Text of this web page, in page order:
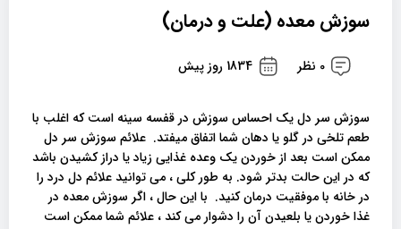
سوزش معده (علت و درمان)
0 نظر 1834 روز پیش
سوزش سر دل یک احساس سوزش در قفسه سینه است که اغلب با
طعم تلخی در گلو یا دهان شما اتفاق میفتد. علائم سوزش سر دل
ممکن است بعد از خوردن یک وعده غذایی زیاد یا دراز کشیدن باشد
که در این حالت بدتر شود. به طور کلی ، می توانید علائم دل درد را
در خانه با موفقیت درمان کنید. با این حال ، اگر سوزش معده در
غذا خوردن یا بلعیدن آن را دشوار می کند ، علائم شما ممکن است